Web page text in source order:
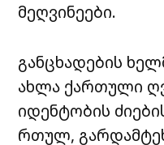
მეღვინეები.
განცხადების
ახლა ქართული
იდენტობის
რთულ,